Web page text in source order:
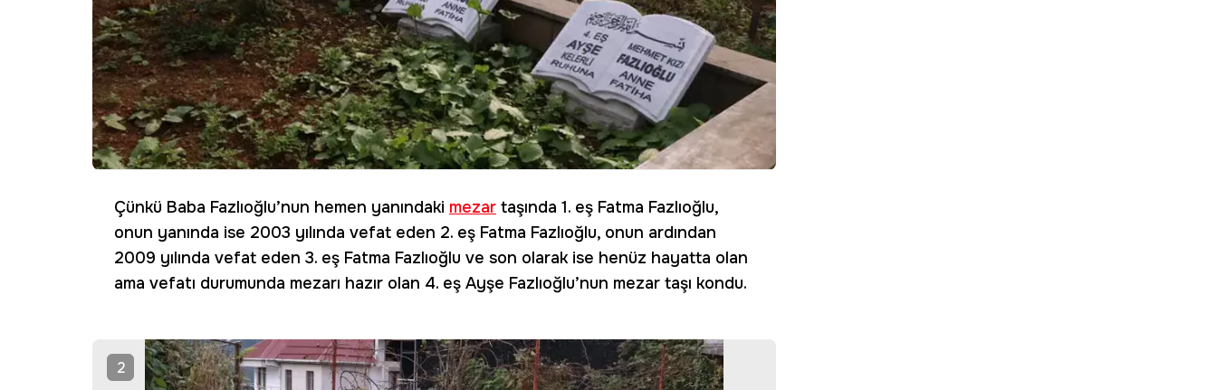
Çünkü Baba Fazlıoğlu’nun hemen yanındaki mezar taşında 1. eş Fatma Fazlıoğlu,
onun yanında ise 2003 yılında vefat eden 2. eş Fatma Fazlıoğlu, onun ardından
2009 yılında vefat eden 3. eş Fatma Fazlıoğlu ve son olarak ise henüz hayatta olan
ama vefatı durumunda mezarı hazır olan 4. eş Ayşe Fazlıoğlu’nun mezar taşı kondu.
2